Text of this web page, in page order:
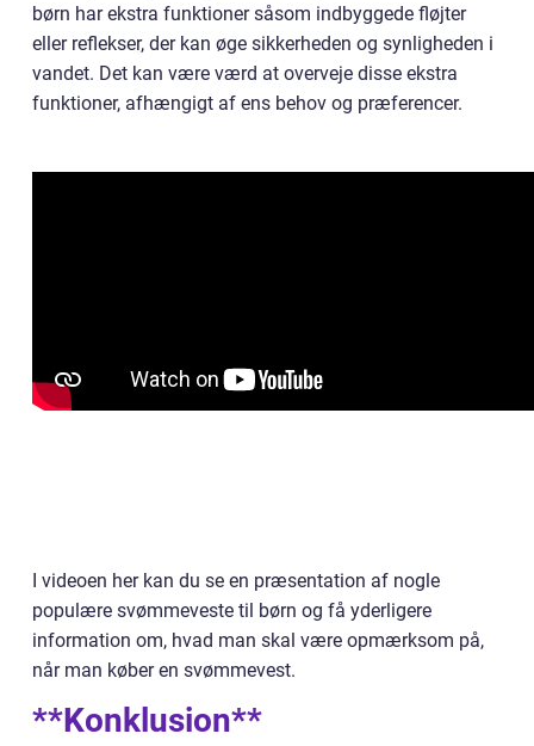
børn har ekstra funktioner såsom indbyggede fløjter
eller reflekser, der kan øge sikkerheden og synligheden i
vandet. Det kan være værd at overveje disse ekstra
funktioner, afhængigt af ens behov og præferencer.
I videoen her kan du se en præsentation af nogle
populære svømmeveste til børn og få yderligere
information om, hvad man skal være opmærksom på,
når man køber en svømmevest.
**Konklusion**